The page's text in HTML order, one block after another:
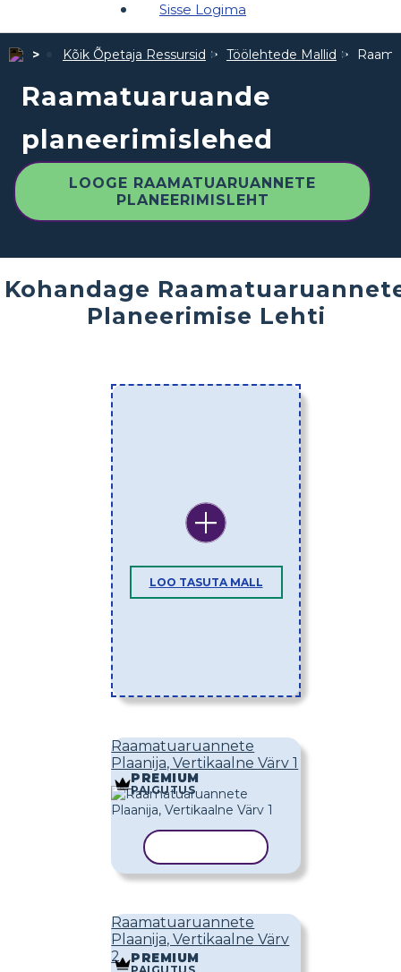
Sisse Logima
Kõik Õpetaja Ressursid Töölehtede Mallid
Raamatuaruande
planeerimislehed
LOOGE RAAMATUARUANNETE
PLANEERIMISLEHT
Kohandage
Planeerimise Lehti
LOO TASUTA MALL
Raamatuaruannete
Plaanija, Vertikaalne Värv 1
PREMIUM
PAIGUTUS
Raamatuaruannete
Plaanija, Vertikaalne Värv
2
PREMIUM